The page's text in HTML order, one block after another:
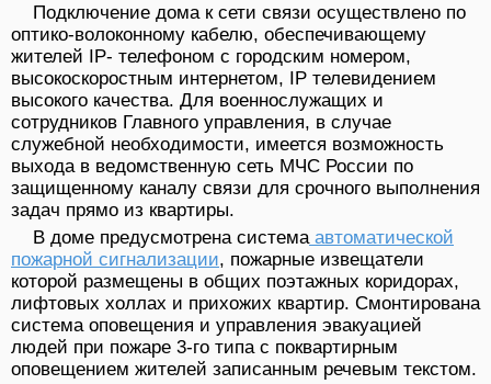
Подключение дома к сети связи осуществлено по
оптико-волоконному кабелю, обеспечивающему
жителей IP- телефоном с городским номером,
высокоскоростным интернетом, IP телевидением
высокого качества. Для военнослужащих и
сотрудников Главного управления, в случае
служебной необходимости, имеется возможность
выхода в ведомственную сеть МЧС России по
защищенному каналу связи для срочного выполнения
задач прямо из квартиры.
В доме предусмотрена система автоматической
пожарной сигнализации, пожарные извещатели
которой размещены в общих поэтажных коридорах,
лифтовых холлах и прихожих квартир. Смонтирована
система оповещения и управления эвакуацией
людей при пожаре 3-го типа с поквартирным
оповещением жителей записанным речевым текстом.